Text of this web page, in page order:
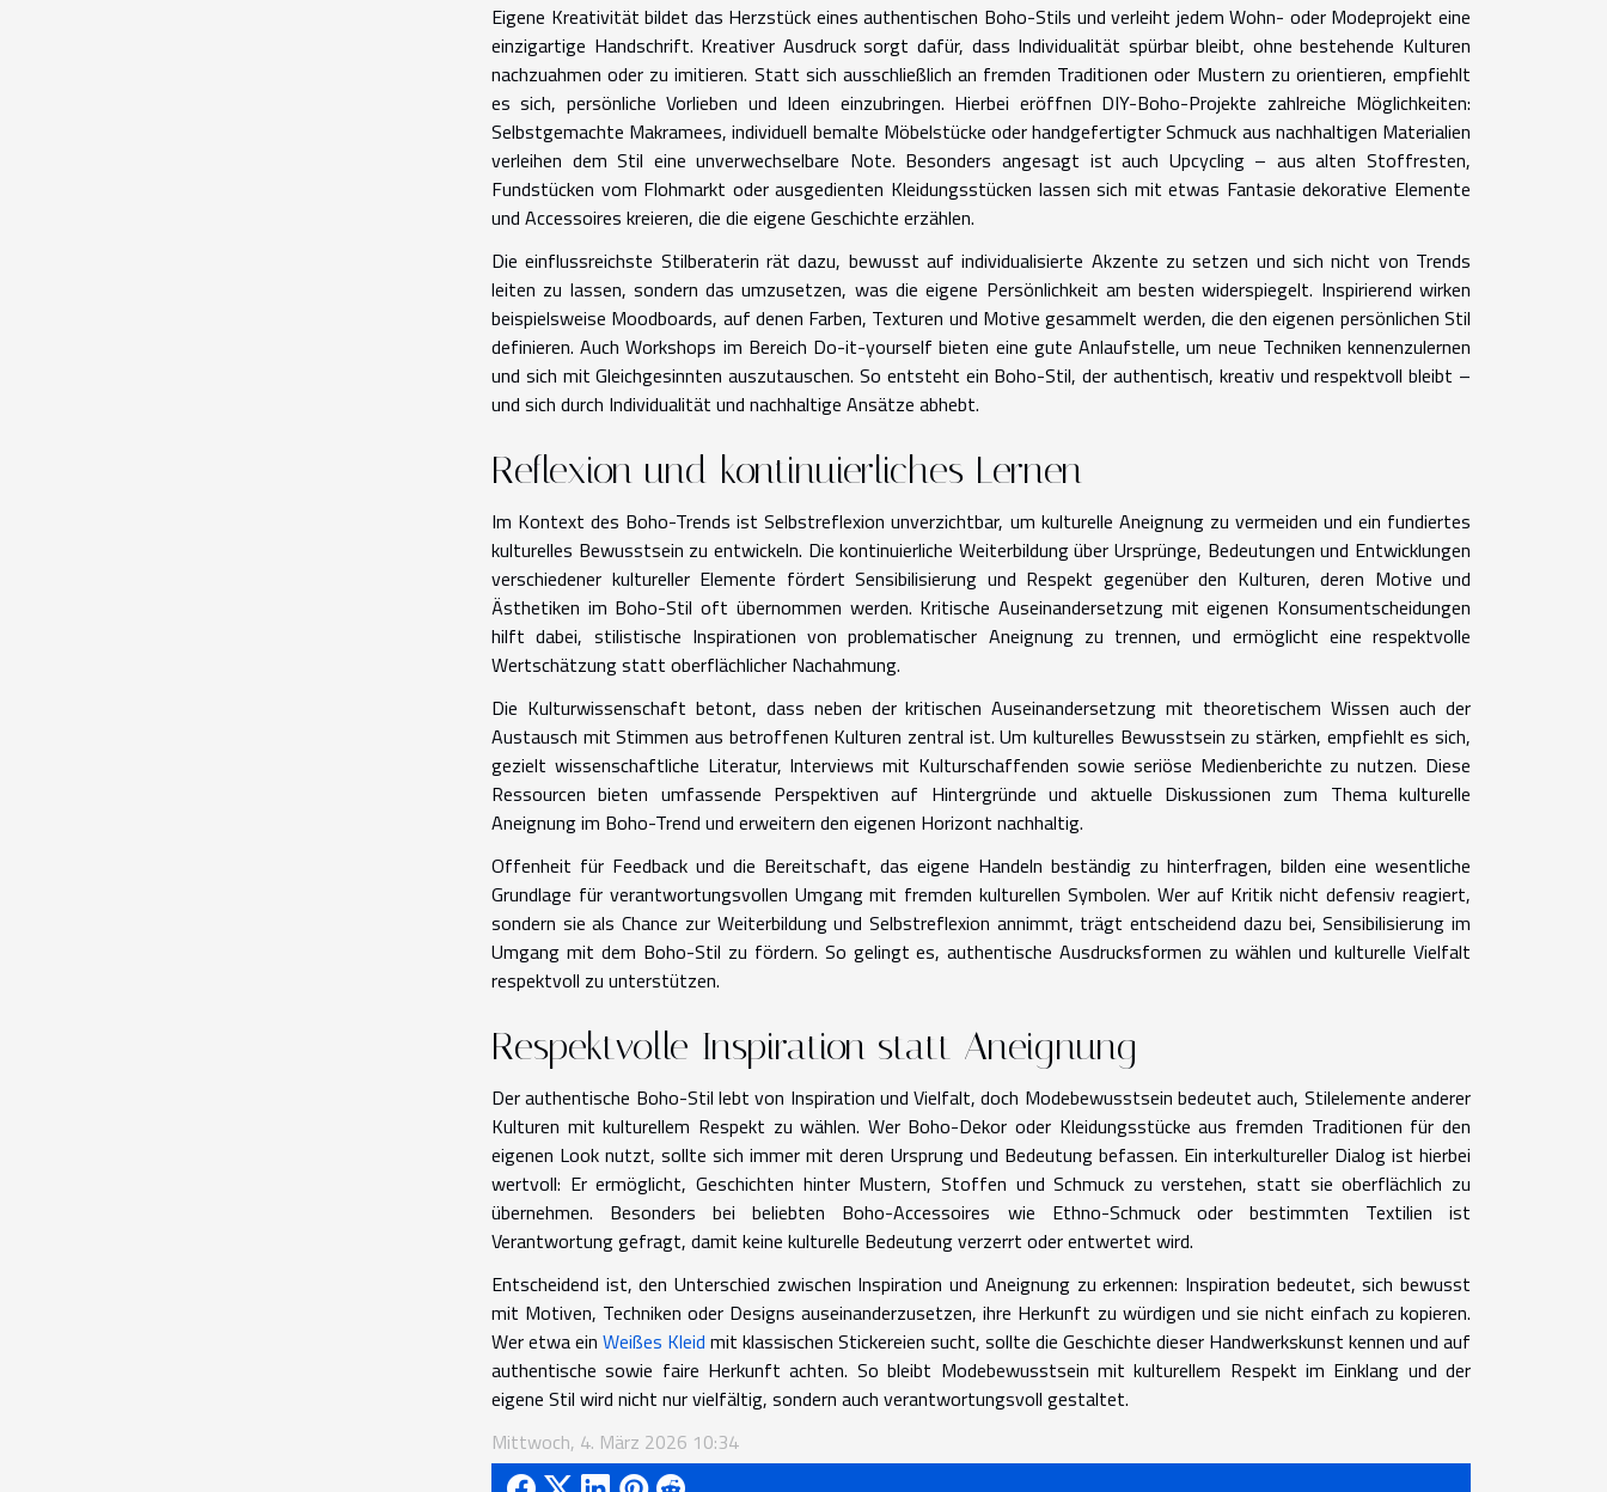
Eigene Kreativität bildet das Herzstück eines authentischen Boho-Stils und verleiht jedem Wohn- oder Modeprojekt eine
einzigartige Handschrift. Kreativer Ausdruck sorgt dafür, dass Individualität spürbar bleibt, ohne bestehende Kulturen
nachzuahmen oder zu imitieren. Statt sich ausschließlich an fremden Traditionen oder Mustern zu orientieren, empfiehlt
es sich, persönliche Vorlieben und Ideen einzubringen. Hierbei eröffnen DIY-Boho-Projekte zahlreiche Möglichkeiten:
Selbstgemachte Makramees, individuell bemalte Möbelstücke oder handgefertigter Schmuck aus nachhaltigen Materialien
verleihen dem Stil eine unverwechselbare Note. Besonders angesagt ist auch Upcycling – aus alten Stoffresten,
Fundstücken vom Flohmarkt oder ausgedienten Kleidungsstücken lassen sich mit etwas Fantasie dekorative Elemente
und Accessoires kreieren, die die eigene Geschichte erzählen.
Die einflussreichste Stilberaterin rät dazu, bewusst auf individualisierte Akzente zu setzen und sich nicht von Trends
leiten zu lassen, sondern das umzusetzen, was die eigene Persönlichkeit am besten widerspiegelt. Inspirierend wirken
beispielsweise Moodboards, auf denen Farben, Texturen und Motive gesammelt werden, die den eigenen persönlichen Stil
definieren. Auch Workshops im Bereich Do-it-yourself bieten eine gute Anlaufstelle, um neue Techniken kennenzulernen
und sich mit Gleichgesinnten auszutauschen. So entsteht ein Boho-Stil, der authentisch, kreativ und respektvoll bleibt –
und sich durch Individualität und nachhaltige Ansätze abhebt.
Reflexion und kontinuierliches Lernen
Im Kontext des Boho-Trends ist Selbstreflexion unverzichtbar, um kulturelle Aneignung zu vermeiden und ein fundiertes
kulturelles Bewusstsein zu entwickeln. Die kontinuierliche Weiterbildung über Ursprünge, Bedeutungen und Entwicklungen
verschiedener kultureller Elemente fördert Sensibilisierung und Respekt gegenüber den Kulturen, deren Motive und
Ästhetiken im Boho-Stil oft übernommen werden. Kritische Auseinandersetzung mit eigenen Konsumentscheidungen
hilft dabei, stilistische Inspirationen von problematischer Aneignung zu trennen, und ermöglicht eine respektvolle
Wertschätzung statt oberflächlicher Nachahmung.
Die Kulturwissenschaft betont, dass neben der kritischen Auseinandersetzung mit theoretischem Wissen auch der
Austausch mit Stimmen aus betroffenen Kulturen zentral ist. Um kulturelles Bewusstsein zu stärken, empfiehlt es sich,
gezielt wissenschaftliche Literatur, Interviews mit Kulturschaffenden sowie seriöse Medienberichte zu nutzen. Diese
Ressourcen bieten umfassende Perspektiven auf Hintergründe und aktuelle Diskussionen zum Thema kulturelle
Aneignung im Boho-Trend und erweitern den eigenen Horizont nachhaltig.
Offenheit für Feedback und die Bereitschaft, das eigene Handeln beständig zu hinterfragen, bilden eine wesentliche
Grundlage für verantwortungsvollen Umgang mit fremden kulturellen Symbolen. Wer auf Kritik nicht defensiv reagiert,
sondern sie als Chance zur Weiterbildung und Selbstreflexion annimmt, trägt entscheidend dazu bei, Sensibilisierung im
Umgang mit dem Boho-Stil zu fördern. So gelingt es, authentische Ausdrucksformen zu wählen und kulturelle Vielfalt
respektvoll zu unterstützen.
Respektvolle Inspiration statt Aneignung
Der authentische Boho-Stil lebt von Inspiration und Vielfalt, doch Modebewusstsein bedeutet auch, Stilelemente anderer
Kulturen mit kulturellem Respekt zu wählen. Wer Boho-Dekor oder Kleidungsstücke aus fremden Traditionen für den
eigenen Look nutzt, sollte sich immer mit deren Ursprung und Bedeutung befassen. Ein interkultureller Dialog ist hierbei
wertvoll: Er ermöglicht, Geschichten hinter Mustern, Stoffen und Schmuck zu verstehen, statt sie oberflächlich zu
übernehmen. Besonders bei beliebten Boho-Accessoires wie Ethno-Schmuck oder bestimmten Textilien ist
Verantwortung gefragt, damit keine kulturelle Bedeutung verzerrt oder entwertet wird.
Entscheidend ist, den Unterschied zwischen Inspiration und Aneignung zu erkennen: Inspiration bedeutet, sich bewusst
mit Motiven, Techniken oder Designs auseinanderzusetzen, ihre Herkunft zu würdigen und sie nicht einfach zu kopieren.
Wer etwa ein Weißes Kleid mit klassischen Stickereien sucht, sollte die Geschichte dieser Handwerkskunst kennen und auf
authentische sowie faire Herkunft achten. So bleibt Modebewusstsein mit kulturellem Respekt im Einklang und der
eigene Stil wird nicht nur vielfältig, sondern auch verantwortungsvoll gestaltet.
Mittwoch, 4. März 2026 10:34